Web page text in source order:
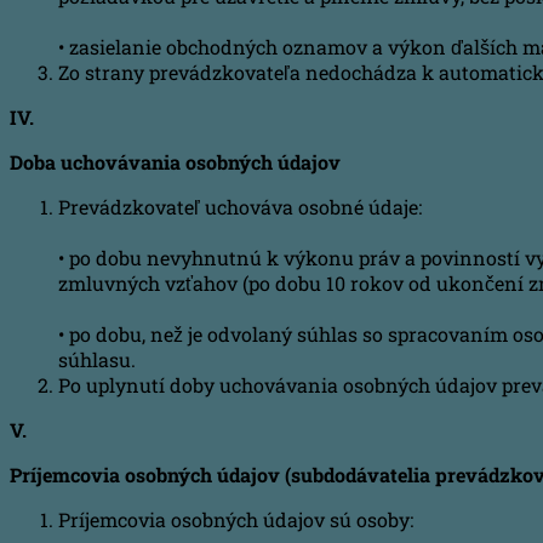
• zasielanie obchodných oznamov a výkon ďalších
Zo strany prevádzkovateľa nedochádza k
IV.
Doba uchovávania osobných údajov
Prevádzkovateľ uchováva osobné údaje:
• po dobu nevyhnutnú k výkonu práv a povinností
zmluvných vzťahov (po dobu 10 rokov od ukončení
• po dobu, než je odvolaný súhlas so spracovaním
súhlasu.
Po uplynutí doby uchovávania osobných údajov
V.
Príjemcovia osobných údajov (subdodávatelia
Príjemcovia osobných údajov sú osoby: